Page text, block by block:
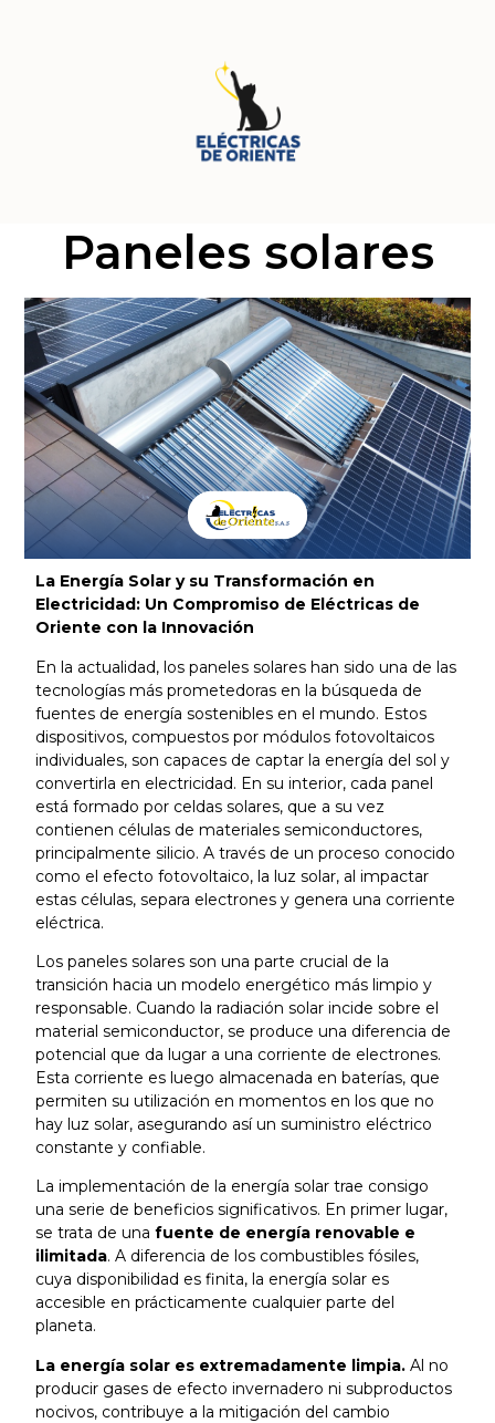
Paneles solares
La Energía Solar y su Transformación en
Electricidad: Un Compromiso de Eléctricas de
Oriente con la Innovación
En la actualidad, los paneles solares han sido una de las
tecnologías más prometedoras en la búsqueda de
fuentes de energía sostenibles en el mundo. Estos
dispositivos, compuestos por módulos fotovoltaicos
individuales, son capaces de captar la energía del sol y
convertirla en electricidad. En su interior, cada panel
está formado por celdas solares, que a su vez
contienen células de materiales semiconductores,
principalmente silicio. A través de un proceso conocido
como el efecto fotovoltaico, la luz solar, al impactar
estas células, separa electrones y genera una corriente
eléctrica.
Los paneles solares son una parte crucial de la
transición hacia un modelo energético más limpio y
responsable. Cuando la radiación solar incide sobre el
material semiconductor, se produce una diferencia de
potencial que da lugar a una corriente de electrones.
Esta corriente es luego almacenada en baterías, que
permiten su utilización en momentos en los que no
hay luz solar, asegurando así un suministro eléctrico
constante y confiable.
La implementación de la energía solar trae consigo
una serie de beneficios significativos. En primer lugar,
se trata de unafuente de energía renovable e
ilimitada. A diferencia de los combustibles fósiles,
cuya disponibilidad es finita, la energía solar es
accesible en prácticamente cualquier parte del
planeta.
La energía solar es extremadamente limpia. Al no
producir gases de efecto invernadero ni subproductos
nocivos, contribuye a la mitigación del cambio